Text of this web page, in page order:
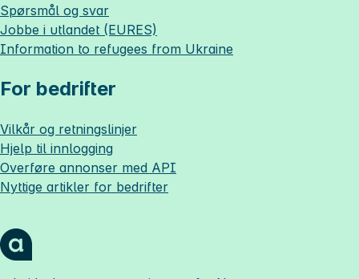
Spørsmål og svar
Jobbe i utlandet (EURES)
Information to refugees from Ukraine
For bedrifter
Vilkår og retningslinjer
Hjelp til innlogging
Overføre annonser med API
Nyttige artikler for bedrifter